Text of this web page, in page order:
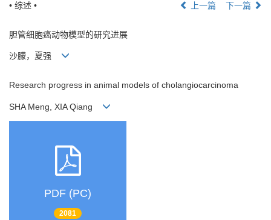
• 综述 • 上一篇 下一篇
胆管细胞癌动物模型的研究进展
沙朦，夏强
Research progress in animal models of cholangiocarcinoma
SHA Meng, XIA Qiang
PDF (PC)
2081